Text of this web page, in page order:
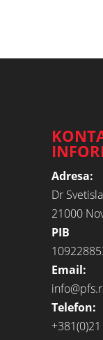
Adresa:
Dr
21000
PIB
Email:
Telefon: